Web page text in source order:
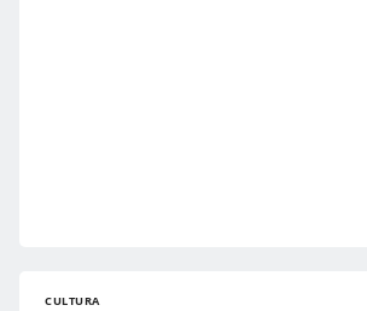
CULTURA